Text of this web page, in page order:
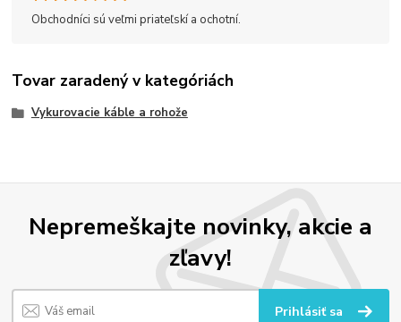
Obchodníci sú veľmi priateľskí a ochotní.
Tovar zaradený v kategóriách
Vykurovacie káble a rohože
Nepremeškajte novinky, akcie a
zľavy!
Prihlásiť sa